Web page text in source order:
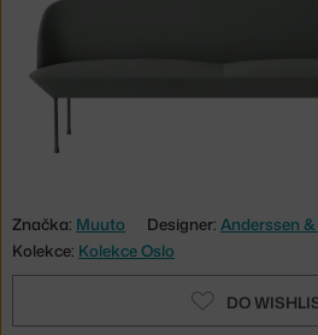
Značka: Muuto Designer: Anderssen
Kolekce: Kolekce Oslo
DO